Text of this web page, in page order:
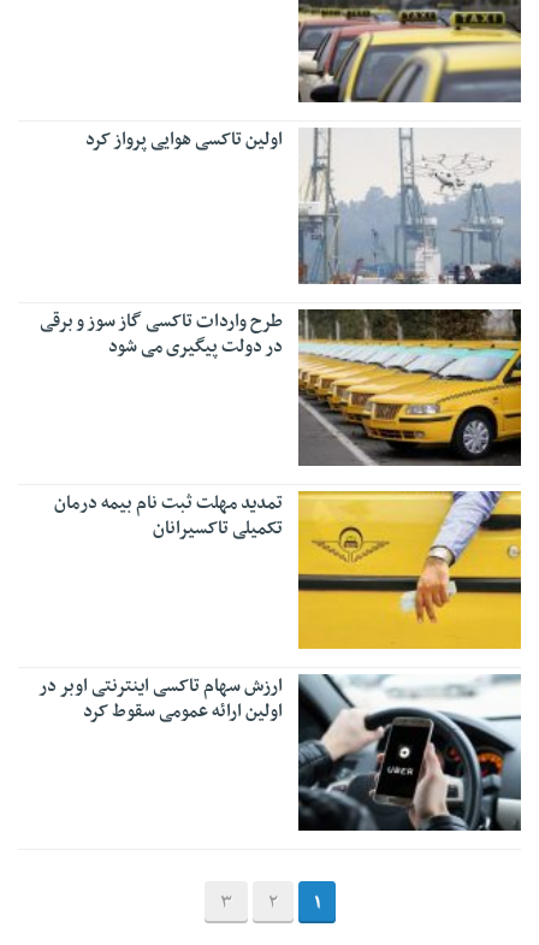
اولین تاکسی هوایی پرواز کرد
طرح واردات تاکسی گاز سوز و برقی
در دولت پیگیری می شود
تمدید مهلت ثبت نام بیمه درمان
تکمیلی تاکسیرانان
ارزش سهام تاکسی اینترنتی اوبر در
اولین ارائه عمومی سقوط کرد
1
2
3